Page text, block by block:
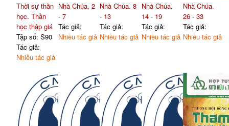
Thời sự thần
học. Thần
học thập giá
Tập số: S90
Tác giả:
Nhiều tác giả
Nhà Chúa. 2
- 7
Tác giả:
Nhiều tác giả
Nhà Chúa. 8
- 13
Tác giả:
Nhiều tác giả
Nhà Chúa.
14 - 19
Tác giả:
Nhiều tác giả
Nhà Chúa.
26 - 33
Tác giả:
Nhiều tác giả